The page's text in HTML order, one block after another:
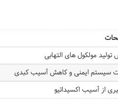
مولکول های التهابی
سیستم ایمنی و کاهش آسیب کبدی
از آسیب اکسیداتیو